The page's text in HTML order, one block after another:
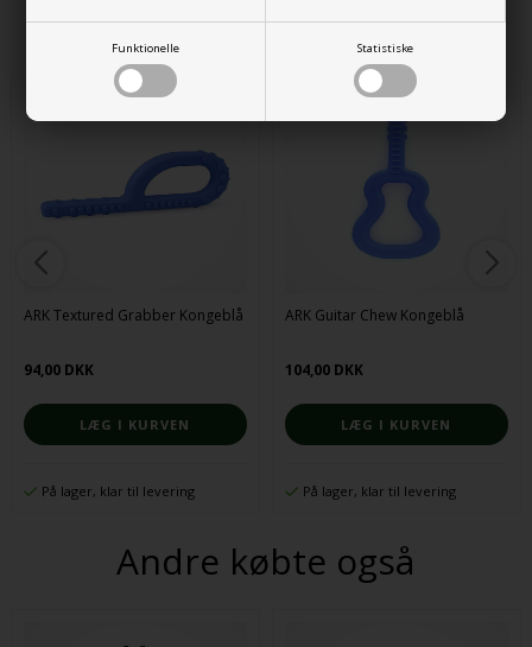
Funktionelle Statistiske
Alternative produkter
ARK Textured Grabber Kongeblå
94,00 DKK
På lager, klar til levering
ARK Guitar Chew Kongeblå
104,00 DKK
På lager, klar til levering
Andre købte også